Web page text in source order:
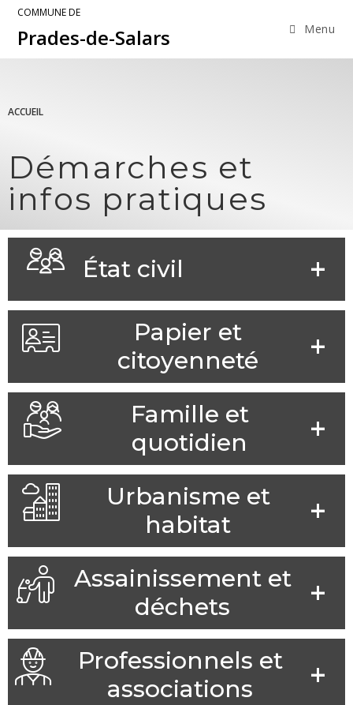
COMMUNE DE
Prades-de-Salars Menu
ACCUEIL
Démarches et
infos pratiques
État civil
Papier et
citoyenneté
Famille et
quotidien
Urbanisme et
habitat
Assainissement et
déchets
Professionnels et
associations